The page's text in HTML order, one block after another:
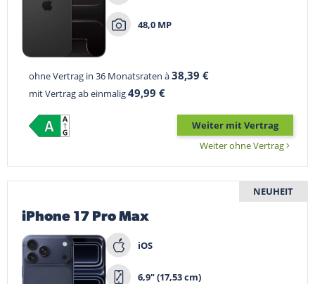
48,0 MP
ohne Vertrag in 36 Monatsraten à38,39 €
mit Vertrag ab einmalig49,99 €
Weiter mit Vertrag
Weiter ohne Vertrag
NEUHEIT
iPhone 17 Pro Max
iOS
6,9" (17,53 cm)